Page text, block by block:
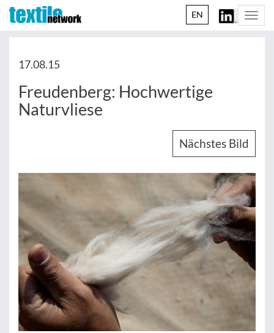
EN
17.08.15
Freudenberg: Hochwertige
Naturvliese
Nächstes Bild